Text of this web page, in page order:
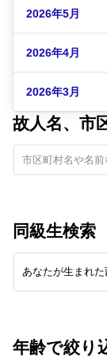
2026年5月
2026年4月
2026年3月
故人名、市
同級生検索
年齢で絞り